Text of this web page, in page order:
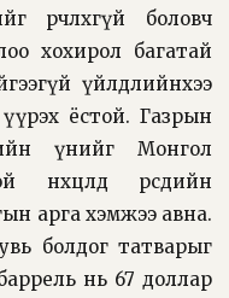
боловч
хохирол багатай
үйлдлийнхээ
үүрэх ёстой. Газрын
үнийг Монгол
нөхцөлд өөрсдийн
арга хэмжээ авна.
болдог татварыг
нь 67 доллар